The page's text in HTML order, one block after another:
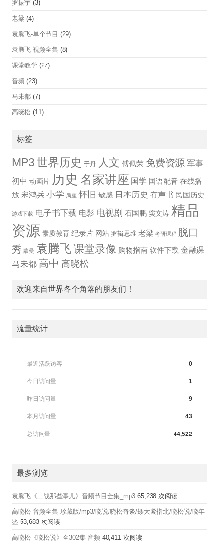
罗振宇 (3)
老梁 (4)
袁腾飞-单个节目 (29)
袁腾飞-视频全集 (8)
课堂教学 (27)
音频 (23)
马未都 (7)
高晓松 (11)
标签
MP3 世界历史 于丹 人文 傅佩荣 免费资源 军事
初中 动画片 历史 名家讲座 国学 国语配音 在线播
放 宋鸿兵 小学 局座 怀旧 敏感 日本历史 有声书 民国历史
游戏下载 电子书下载 电影 电视剧 石国鹏 窦文涛 精品
资源 素质教育 纪录片 网站 罗辑思维 老梁 考研课程
脱口
秀 蒙曼 袁腾飞 课堂录像 购物指南 软件下载 金融课
马未都 高中 高晓松
欢迎来自世界各个角落的朋友们！
流量统计
0
最近活跃访客
1
今日访问量
9
昨日访问量
43
本月访问量
44,522
总访问量
最多浏览
袁腾飞《二战那些事儿》音频节目全集_mp3 65,238 次阅读
高晓松 音频全集 珍藏版/mp3/晓说/晓松奇谈/矮大紧指北/晓松说/晓年
鉴 53,683 次阅读
高晓松《晓松说》全302集-音频 40,411 次阅读